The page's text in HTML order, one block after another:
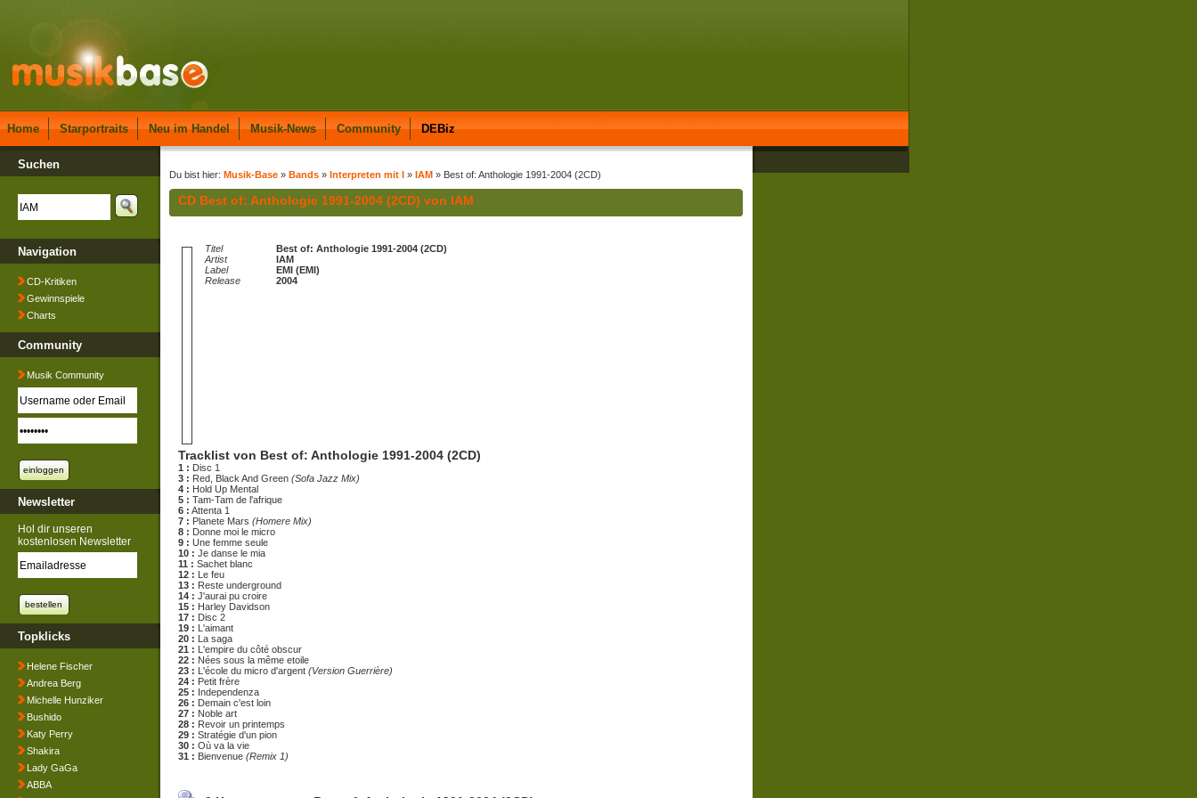
Home Starportraits Neu im Handel Musik-News Community DEBiz
Suchen
Navigation
CD-Kritiken
Gewinnspiele
Charts
Community
Musik Community
Newsletter
Hol dir unseren
kostenlosen Newsletter
Topklicks
Helene Fischer
Andrea Berg
Michelle Hunziker
Bushido
Katy Perry
Shakira
Lady GaGa
ABBA
Du bist hier: Musik-Base » Bands » Interpreten mit I » IAM » Best of: Anthologie 1991-2004 (2CD)
CD Best of: Anthologie 1991-2004 (2CD) von IAM
Titel
Best of: Anthologie 1991-2004 (2CD)
Artist
IAM
Label
EMI (EMI)
Release
2004
Tracklist von Best of: Anthologie 1991-2004 (2CD)
1 : Disc 1
3 : Red, Black And Green (Sofa Jazz Mix)
4 : Hold Up Mental
5 : Tam-Tam de l'afrique
6 : Attenta 1
7 : Planete Mars (Homere Mix)
8 : Donne moi le micro
9 : Une femme seule
10 : Je danse le mia
11 : Sachet blanc
12 : Le feu
13 : Reste underground
14 : J'aurai pu croire
15 : Harley Davidson
17 : Disc 2
19 : L'aimant
20 : La saga
21 : L'empire du côté obscur
22 : Nées sous la même etoile
23 : L'école du micro d'argent (Version Guerrière)
24 : Petit frère
25 : Independenza
26 : Demain c'est loin
27 : Noble art
28 : Revoir un printemps
29 : Stratégie d'un pion
30 : Où va la vie
31 : Bienvenue (Remix 1)